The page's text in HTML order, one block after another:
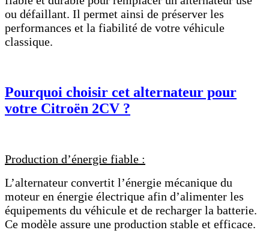
ou défaillant. Il permet ainsi de préserver les
performances et la fiabilité de votre véhicule
classique.
Pourquoi choisir cet alternateur pour
votre Citroën 2CV ?
Production d’énergie fiable :
L’alternateur convertit l’énergie mécanique du
moteur en énergie électrique afin d’alimenter les
équipements du véhicule et de recharger la batterie.
Ce modèle assure une production stable et efficace.